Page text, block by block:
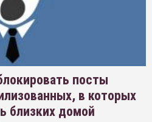
посты
в которых
близких домой